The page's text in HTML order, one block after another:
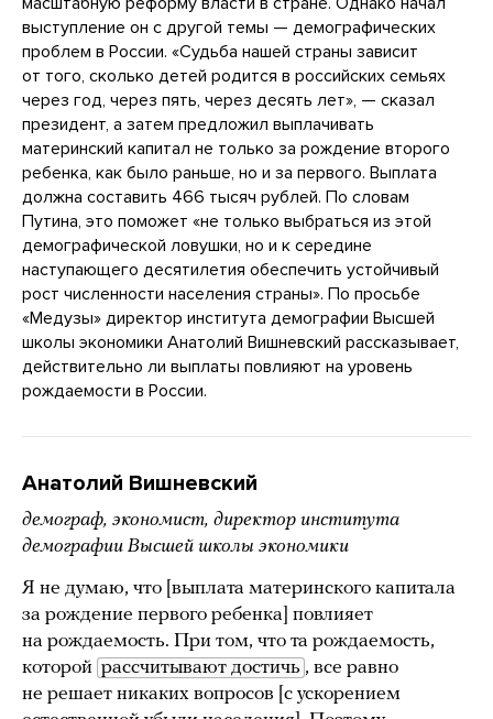
выступление он с другой темы — демографических
проблем в России. «Судьба нашей страны зависит
от того, сколько детей родится в российских семьях
через год, через пять, через десять лет», — сказал
президент, а затем предложил выплачивать
материнский капитал не только за рождение второго
ребенка, как было раньше, но и за первого. Выплата
должна составить 466 тысяч рублей. По словам
Путина, это поможет «не только выбраться из этой
демографической ловушки, но и к середине
наступающего десятилетия обеспечить устойчивый
рост численности населения страны». По просьбе
«Медузы» директор института демографии Высшей
школы экономики Анатолий Вишневский рассказывает,
действительно ли выплаты повлияют на уровень
рождаемости в России.
Анатолий Вишневский
демограф, экономист, директор института
демографии Высшей школы экономики
Я не думаю, что [выплата материнского капитала
за рождение первого ребенка] повлияет
на рождаемость. При том, что та рождаемость,
которой рассчитывают достичь , все равно
не решает никаких вопросов [с ускорением